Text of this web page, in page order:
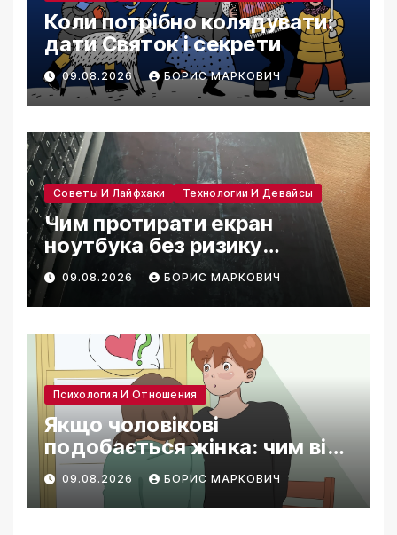
Коли потрібно колядувати:
дати Святок і секрети
09.08.2026 БОРИС МАРКОВИЧ
Советы И Лайфхаки Технологии И Девайсы
Чим протирати екран
ноутбука без ризику
пошкодити покриття
09.08.2026 БОРИС МАРКОВИЧ
Психология И Отношения
Якщо чоловікові
подобається жінка: чим він
себе видає
09.08.2026 БОРИС МАРКОВИЧ